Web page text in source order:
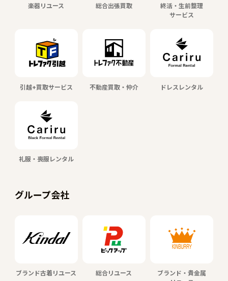
楽器リユース 総合出張買取
終活・生前整理
サービス
引越+買取サービス 不動産買取・仲介 ドレスレンタル
礼服・喪服レンタル
グループ会社
ブランド古着リユース 総合リユース
ブランド・貴金属